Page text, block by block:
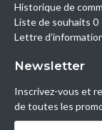
Historique de
Liste de souhaits 0
Lettre
Newsletter
Inscrivez-vous et
de toutes les